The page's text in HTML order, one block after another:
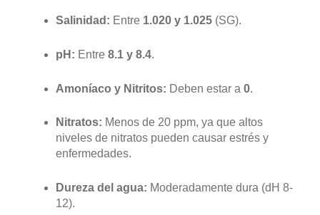
Salinidad: Entre 1.020 y 1.025 (SG).
pH: Entre 8.1 y 8.4.
Amoníaco y Nitritos: Deben estar a 0.
Nitratos: Menos de 20 ppm, ya que altos
niveles de nitratos pueden causar estrés y
enfermedades.
Dureza del agua: Moderadamente dura (dH 8-
12).